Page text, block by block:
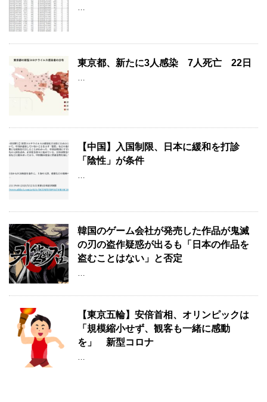
…
東京都、新たに3人感染 7人死亡 22日
…
【中国】入国制限、日本に緩和を打診
「陰性」が条件
…
韓国のゲーム会社が発売した作品が鬼滅
の刃の盗作疑惑が出るも「日本の作品を
盗むことはない」と否定
…
【東京五輪】安倍首相、オリンピックは
「規模縮小せず、観客も一緒に感動
を」 新型コロナ
…